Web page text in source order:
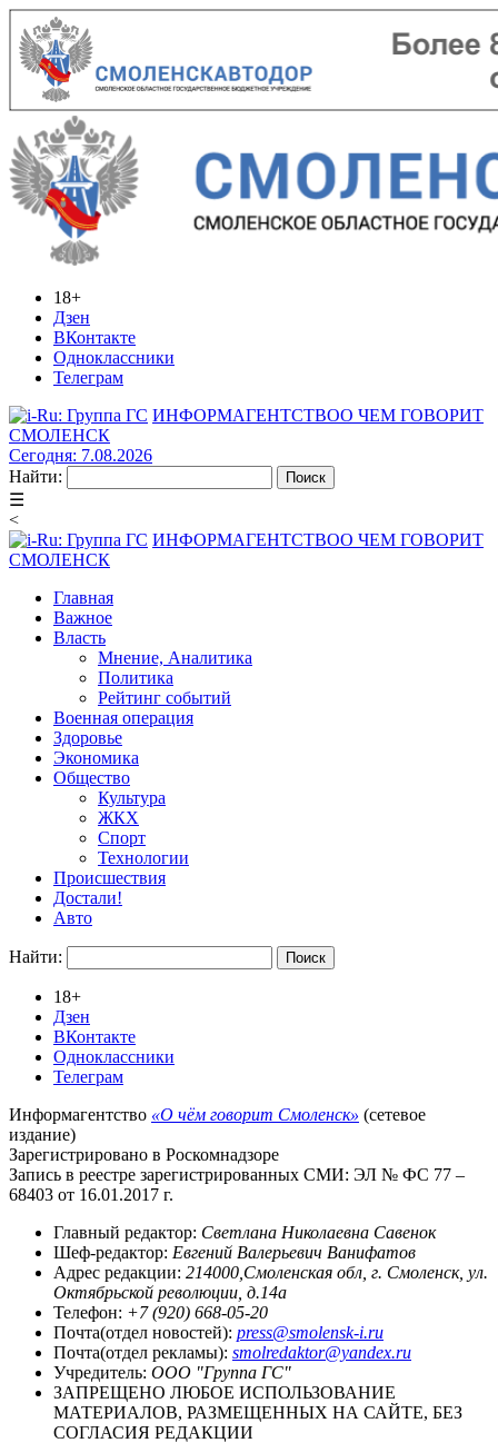
18+
Дзен
ВКонтакте
Одноклассники
Телеграм
ИНФОРМАГЕНТСТВОО ЧЕМ ГОВОРИТ
СМОЛЕНСК
Сегодня: 7.08.2026
Найти:
☰
<
ИНФОРМАГЕНТСТВОО ЧЕМ ГОВОРИТ
СМОЛЕНСК
Главная
Важное
Власть
Мнение, Аналитика
Политика
Рейтинг событий
Военная операция
Здоровье
Экономика
Общество
Культура
ЖКХ
Спорт
Технологии
Происшествия
Достали!
Авто
Найти:
18+
Дзен
ВКонтакте
Одноклассники
Телеграм
Информагентство «О чём говорит Смоленск» (сетевое
издание)
Зарегистрировано в Роскомнадзоре
Запись в реестре зарегистрированных СМИ: ЭЛ № ФС 77 –
68403 от 16.01.2017 г.
Главный редактор: Светлана Николаевна Савенок
Шеф-редактор: Евгений Валерьевич Ванифатов
Адрес редакции: 214000,Смоленская обл, г. Смоленск, ул.
Октябрьской революции, д.14а
Телефон: +7 (920) 668-05-20
Почта(отдел новостей): press@smolensk-i.ru
Почта(отдел рекламы): smolredaktor@yandex.ru
Учредитель: ООО "Группа ГС"
ЗАПРЕЩЕНО ЛЮБОЕ ИСПОЛЬЗОВАНИЕ
МАТЕРИАЛОВ, РАЗМЕЩЕННЫХ НА САЙТЕ, БЕЗ
СОГЛАСИЯ РЕДАКЦИИ